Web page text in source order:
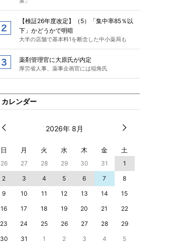
【検証26年度改定】（5）「集中率85％以
下」かどうかで明暗
大半の店舗で基本料1を断念した中小薬局も
薬剤管理官に大原氏が内定
厚労省人事、薬事企画官には稲角氏
カレンダー
2026年 8月
日 月 火 水 木 金 土
26 27 28 29 30 31
1
2
3 4 5 6 7
8
9
10 11 12 13 14
15
16
17 18 19 20 21
22
23
24 25 26 27 28
29
30
31 1 2 3 4 5